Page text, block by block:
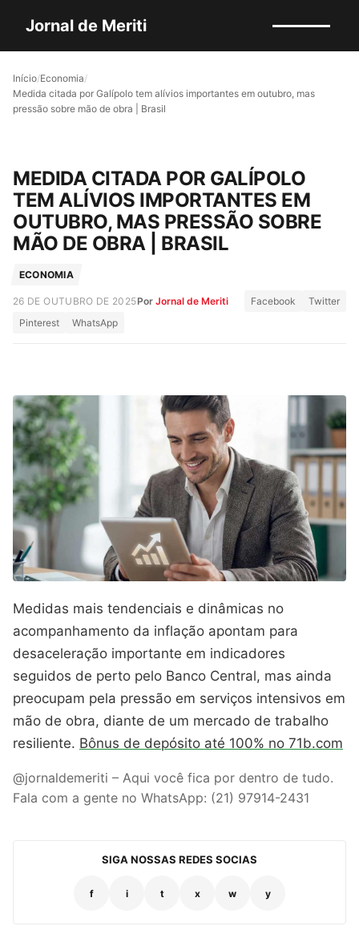
Jornal de Meriti
Início/Economia/
Medida citada por Galípolo tem alívios importantes em outubro, mas
pressão sobre mão de obra | Brasil
MEDIDA CITADA POR GALÍPOLO
TEM ALÍVIOS IMPORTANTES EM
OUTUBRO, MAS PRESSÃO SOBRE
MÃO DE OBRA | BRASIL
ECONOMIA
26 DE OUTUBRO DE 2025Por Jornal de Meriti Facebook
Twitter
Pinterest
WhatsApp
Medidas mais tendenciais e dinâmicas no
acompanhamento da inflação apontam para
desaceleração importante em indicadores
seguidos de perto pelo Banco Central, mas ainda
preocupam pela pressão em serviços intensivos em
mão de obra, diante de um mercado de trabalho
resiliente. Bônus de depósito até 100% no 71b.com
@jornaldemeriti – Aqui você fica por dentro de tudo.
Fala com a gente no WhatsApp: (21) 97914-2431
SIGA NOSSAS REDES SOCIAS
f i t x w y